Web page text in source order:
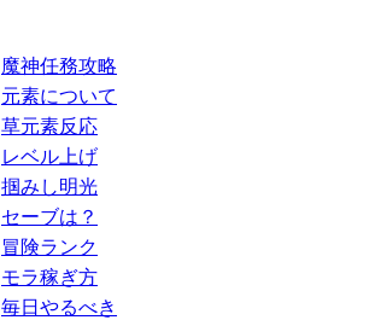
魔神任務攻略
元素について
草元素反応
レベル上げ
掴みし明光
セーブは？
冒険ランク
モラ稼ぎ方
毎日やるべき